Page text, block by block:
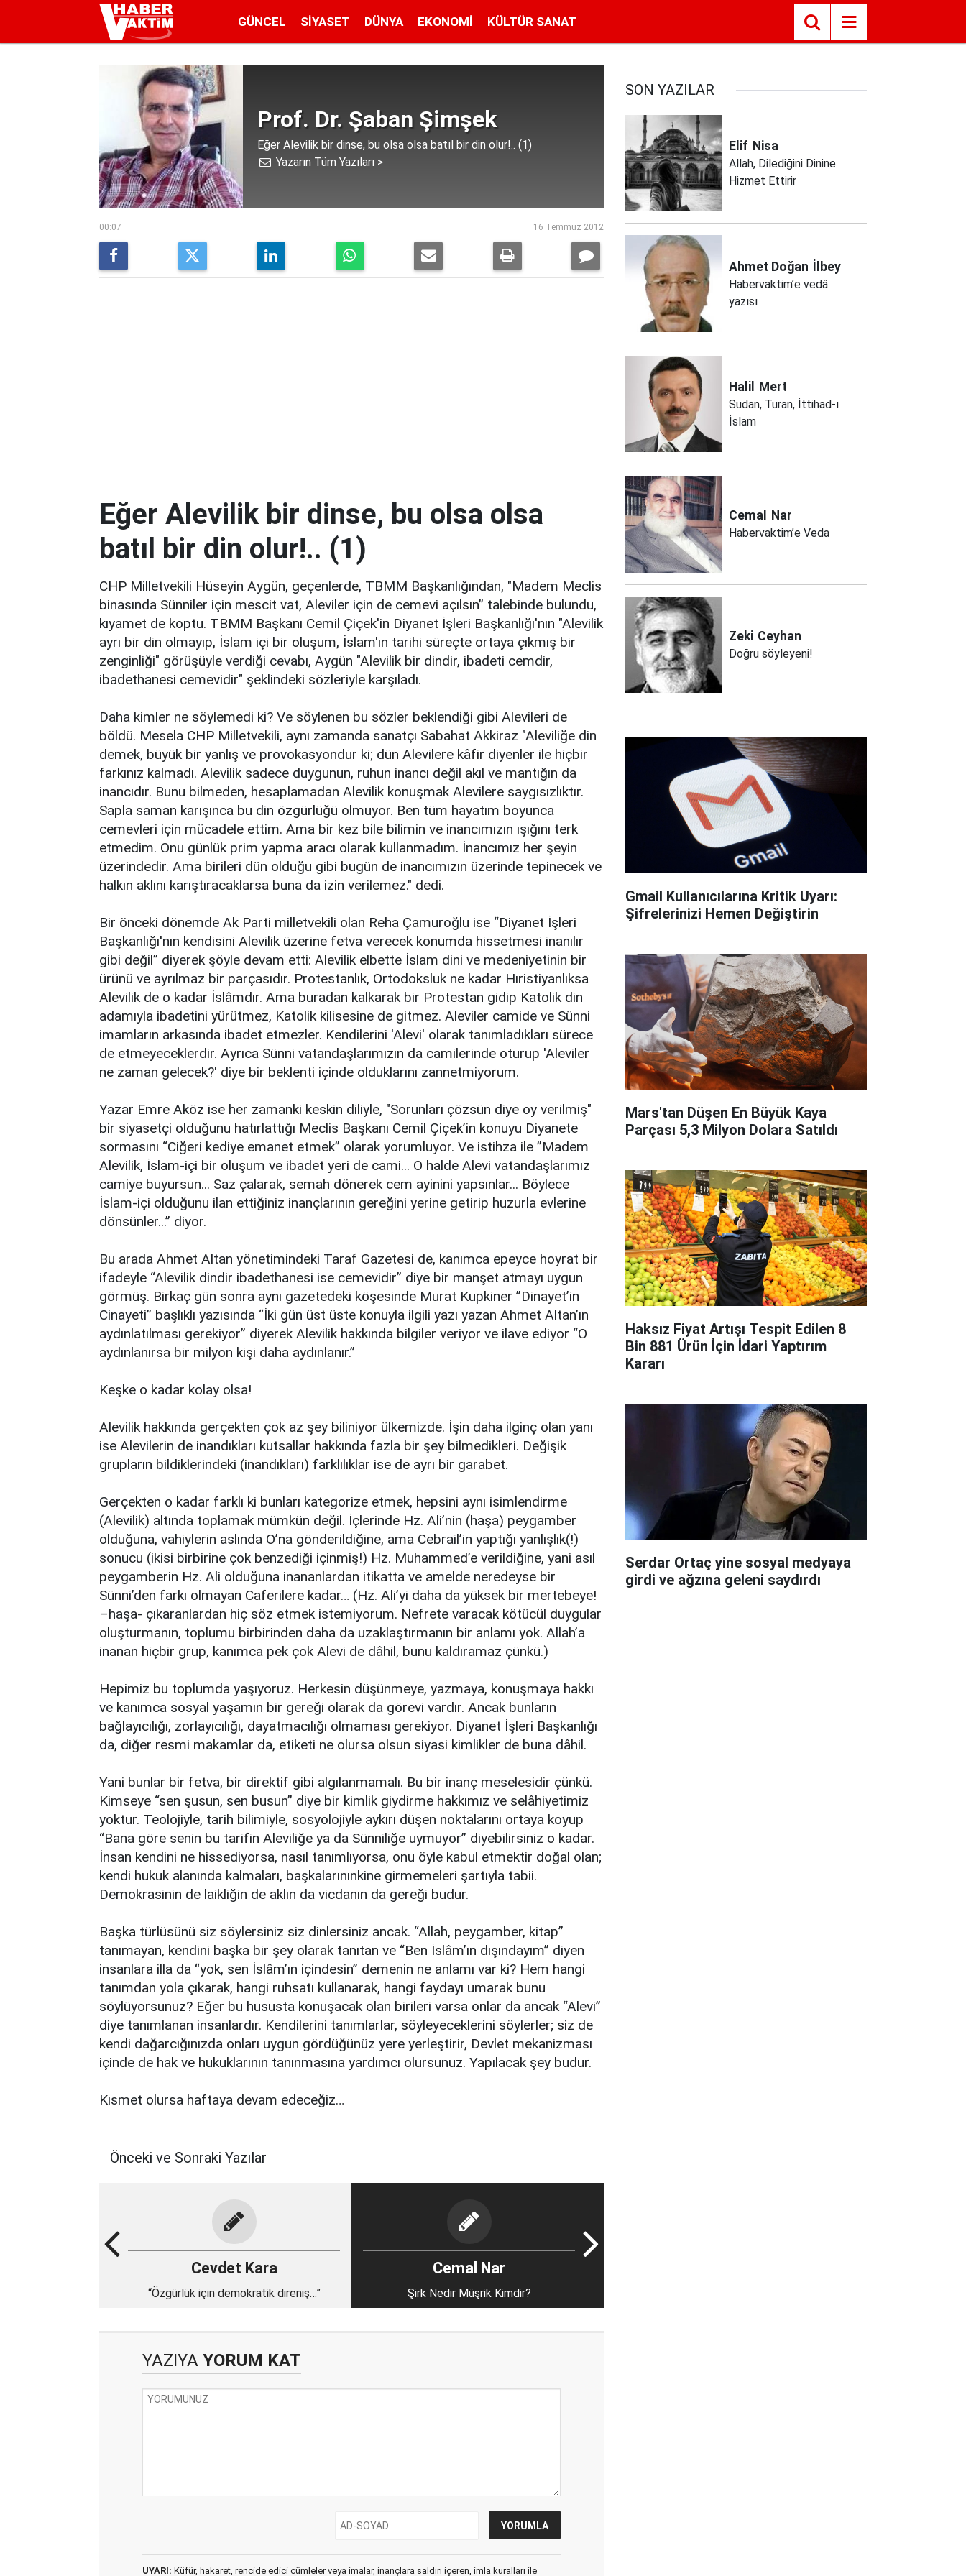
GÜNCEL SIYASET DÜNYA EKONOMI KÜLTÜR SANAT
Prof. Dr. Şaban Şimşek
Eğer Alevilik bir dinse, bu olsa olsa batıl bir din olur!.. (1)
Yazarın Tüm Yazıları >
00:07 16 Temmuz 2012
Eğer Alevilik bir dinse, bu olsa olsa
batıl bir din olur!.. (1)
CHP Milletvekili Hüseyin Aygün, geçenlerde, TBMM Başkanlığından, "Madem Meclis
binasında Sünniler için mescit vat, Aleviler için de cemevi açılsın” talebinde bulundu,
kıyamet de koptu. TBMM Başkanı Cemil Çiçek'in Diyanet İşleri Başkanlığı'nın "Alevilik
ayrı bir din olmayıp, İslam içi bir oluşum, İslam'ın tarihi süreçte ortaya çıkmış bir
zenginliği" görüşüyle verdiği cevabı, Aygün "Alevilik bir dindir, ibadeti cemdir,
ibadethanesi cemevidir" şeklindeki sözleriyle karşıladı.
Daha kimler ne söylemedi ki? Ve söylenen bu sözler beklendiği gibi Alevileri de
böldü. Mesela CHP Milletvekili, aynı zamanda sanatçı Sabahat Akkiraz "Aleviliğe din
demek, büyük bir yanlış ve provokasyondur ki; dün Alevilere kâfir diyenler ile hiçbir
farkınız kalmadı. Alevilik sadece duygunun, ruhun inancı değil akıl ve mantığın da
inancıdır. Bunu bilmeden, hesaplamadan Alevilik konuşmak Alevilere saygısızlıktır.
Sapla saman karışınca bu din özgürlüğü olmuyor. Ben tüm hayatım boyunca
cemevleri için mücadele ettim. Ama bir kez bile bilimin ve inancımızın ışığını terk
etmedim. Onu günlük prim yapma aracı olarak kullanmadım. İnancımız her şeyin
üzerindedir. Ama birileri dün olduğu gibi bugün de inancımızın üzerinde tepinecek ve
halkın aklını karıştıracaklarsa buna da izin verilemez." dedi.
Bir önceki dönemde Ak Parti milletvekili olan Reha Çamuroğlu ise “Diyanet İşleri
Başkanlığı'nın kendisini Alevilik üzerine fetva verecek konumda hissetmesi inanılır
gibi değil” diyerek şöyle devam etti: Alevilik elbette İslam dini ve medeniyetinin bir
ürünü ve ayrılmaz bir parçasıdır. Protestanlık, Ortodoksluk ne kadar Hıristiyanlıksa
Alevilik de o kadar İslâmdır. Ama buradan kalkarak bir Protestan gidip Katolik din
adamıyla ibadetini yürütmez, Katolik kilisesine de gitmez. Aleviler camide ve Sünni
imamların arkasında ibadet etmezler. Kendilerini 'Alevi' olarak tanımladıkları sürece
de etmeyeceklerdir. Ayrıca Sünni vatandaşlarımızın da camilerinde oturup 'Aleviler
ne zaman gelecek?' diye bir beklenti içinde olduklarını zannetmiyorum.
Yazar Emre Aköz ise her zamanki keskin diliyle, "Sorunları çözsün diye oy verilmiş"
bir siyasetçi olduğunu hatırlattığı Meclis Başkanı Cemil Çiçek’in konuyu Diyanete
sormasını “Ciğeri kediye emanet etmek” olarak yorumluyor. Ve istihza ile ”Madem
Alevilik, İslam-içi bir oluşum ve ibadet yeri de cami... O halde Alevi vatandaşlarımız
camiye buyursun... Saz çalarak, semah dönerek cem ayinini yapsınlar... Böylece
İslam-içi olduğunu ilan ettiğiniz inançlarının gereğini yerine getirip huzurla evlerine
dönsünler...” diyor.
Bu arada Ahmet Altan yönetimindeki Taraf Gazetesi de, kanımca epeyce hoyrat bir
ifadeyle “Alevilik dindir ibadethanesi ise cemevidir” diye bir manşet atmayı uygun
görmüş. Birkaç gün sonra aynı gazetedeki köşesinde Murat Kupkiner ”Dinayet’in
Cinayeti” başlıklı yazısında “İki gün üst üste konuyla ilgili yazı yazan Ahmet Altan’ın
aydınlatılması gerekiyor” diyerek Alevilik hakkında bilgiler veriyor ve ilave ediyor “O
aydınlanırsa bir milyon kişi daha aydınlanır.”
Keşke o kadar kolay olsa!
Alevilik hakkında gerçekten çok az şey biliniyor ülkemizde. İşin daha ilginç olan yanı
ise Alevilerin de inandıkları kutsallar hakkında fazla bir şey bilmedikleri. Değişik
grupların bildiklerindeki (inandıkları) farklılıklar ise de ayrı bir garabet.
Gerçekten o kadar farklı ki bunları kategorize etmek, hepsini aynı isimlendirme
(Alevilik) altında toplamak mümkün değil. İçlerinde Hz. Ali’nin (haşa) peygamber
olduğuna, vahiylerin aslında O’na gönderildiğine, ama Cebrail’in yaptığı yanlışlık(!)
sonucu (ikisi birbirine çok benzediği içinmiş!) Hz. Muhammed’e verildiğine, yani asıl
peygamberin Hz. Ali olduğuna inananlardan itikatta ve amelde neredeyse bir
Sünni’den farkı olmayan Caferilere kadar… (Hz. Ali’yi daha da yüksek bir mertebeye!
–haşa- çıkaranlardan hiç söz etmek istemiyorum. Nefrete varacak kötücül duygular
oluşturmanın, toplumu birbirinden daha da uzaklaştırmanın bir anlamı yok. Allah’a
inanan hiçbir grup, kanımca pek çok Alevi de dâhil, bunu kaldıramaz çünkü.)
Hepimiz bu toplumda yaşıyoruz. Herkesin düşünmeye, yazmaya, konuşmaya hakkı
ve kanımca sosyal yaşamın bir gereği olarak da görevi vardır. Ancak bunların
bağlayıcılığı, zorlayıcılığı, dayatmacılığı olmaması gerekiyor. Diyanet İşleri Başkanlığı
da, diğer resmi makamlar da, etiketi ne olursa olsun siyasi kimlikler de buna dâhil.
Yani bunlar bir fetva, bir direktif gibi algılanmamalı. Bu bir inanç meselesidir çünkü.
Kimseye “sen şusun, sen busun” diye bir kimlik giydirme hakkımız ve selâhiyetimiz
yoktur. Teolojiyle, tarih bilimiyle, sosyolojiyle aykırı düşen noktalarını ortaya koyup
“Bana göre senin bu tarifin Aleviliğe ya da Sünniliğe uymuyor” diyebilirsiniz o kadar.
İnsan kendini ne hissediyorsa, nasıl tanımlıyorsa, onu öyle kabul etmektir doğal olan;
kendi hukuk alanında kalmaları, başkalarınınkine girmemeleri şartıyla tabii.
Demokrasinin de laikliğin de aklın da vicdanın da gereği budur.
Başka türlüsünü siz söylersiniz siz dinlersiniz ancak. “Allah, peygamber, kitap”
tanımayan, kendini başka bir şey olarak tanıtan ve “Ben İslâm’ın dışındayım” diyen
insanlara illa da “yok, sen İslâm’ın içindesin” demenin ne anlamı var ki? Hem hangi
tanımdan yola çıkarak, hangi ruhsatı kullanarak, hangi faydayı umarak bunu
söylüyorsunuz? Eğer bu hususta konuşacak olan birileri varsa onlar da ancak “Alevi”
diye tanımlanan insanlardır. Kendilerini tanımlarlar, söyleyeceklerini söylerler; siz de
kendi dağarcığınızda onları uygun gördüğünüz yere yerleştirir, Devlet mekanizması
içinde de hak ve hukuklarının tanınmasına yardımcı olursunuz. Yapılacak şey budur.
Kısmet olursa haftaya devam edeceğiz…
Önceki ve Sonraki Yazılar
Cevdet Kara
“Özgürlük için demokratik direniş…”
Cemal Nar
Şirk Nedir Müşrik Kimdir?
YAZIYA YORUM KAT
UYARI: Küfür, hakaret, rencide edici cümleler veya imalar, inançlara saldırı içeren, imla kuralları ile
SON YAZILAR
Elif Nisa
Allah, Dilediğini Dinine
Hizmet Ettirir
Ahmet Doğan İlbey
Habervaktim’e vedâ
yazısı
Halil Mert
Sudan, Turan, İttihad-ı
İslam
Cemal Nar
Habervaktim’e Veda
Zeki Ceyhan
Doğru söyleyeni!
Gmail Kullanıcılarına Kritik Uyarı:
Şifrelerinizi Hemen Değiştirin
Mars'tan Düşen En Büyük Kaya
Parçası 5,3 Milyon Dolara Satıldı
Haksız Fiyat Artışı Tespit Edilen 8
Bin 881 Ürün İçin İdari Yaptırım
Kararı
Serdar Ortaç yine sosyal medyaya
girdi ve ağzına geleni saydırdı